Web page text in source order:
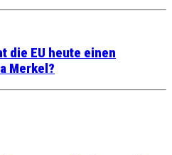
die EU heute einen
Merkel?